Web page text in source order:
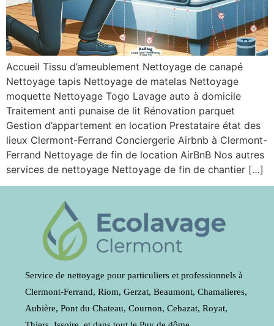
Accueil Tissu d’ameublement Nettoyage de canapé
Nettoyage tapis Nettoyage de matelas Nettoyage
moquette Nettoyage Togo Lavage auto à domicile
Traitement anti punaise de lit Rénovation parquet
Gestion d’appartement en location Prestataire état des
lieux Clermont-Ferrand Conciergerie Airbnb à Clermont-
Ferrand Nettoyage de fin de location AirBnB Nos autres
services de nettoyage Nettoyage de fin de chantier […]
Service de nettoyage pour particuliers et professionnels à
Clermont-Ferrand, Riom, Gerzat, Beaumont, Chamalieres,
Aubière, Pont du Chateau, Cournon, Cebazat, Royat,